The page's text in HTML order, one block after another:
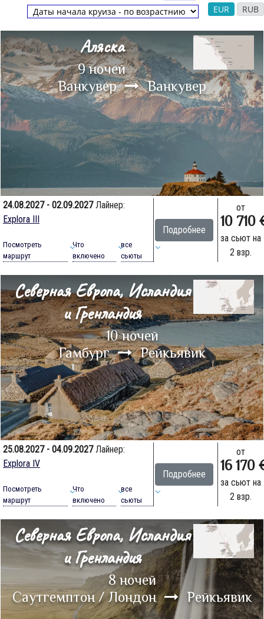
EUR
RUB
Аляска
9 ночей
Ванкувер Ванкувер
24.08.2027 - 02.09.2027Лайнер:
Explora III
Посмотреть
маршрут
Что
включено
все
сьюты
Подробнее
от
10 710
за сьют на
2 взр.
Северная Европа, Исландия
и Гренландия
10 ночей
Гамбург Рейкьявик
25.08.2027 - 04.09.2027Лайнер:
Explora IV
Посмотреть
маршрут
Что
включено
все
сьюты
Подробнее
от
16 170
за сьют на
2 взр.
Северная Европа, Исландия
и Гренландия
8 ночей
Саутгемптон / Лондон Рейкьявик